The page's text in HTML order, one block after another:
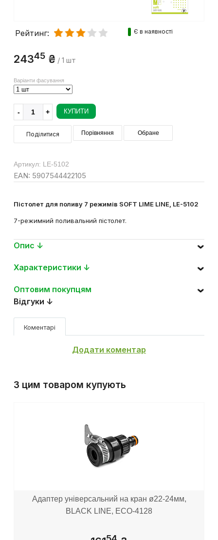
Рейтинг: Є в наявності
24345 ₴ / 1 шт
Варіанти фасування
КУПИТИ
Поділитися Порівняння Обране
Артикул: LE-5102
EAN: 5907544422105
Пістолет для поливу 7 режимів SOFT LIME LINE, LE-5102
7-режимний поливальний пістолет.
Опис ↓
Характеристики ↓
Оптовим покупцям
Відгуки ↓
Коментарі
Додати коментар
З цим товаром купують
Адаптер універсальний на кран ø22-24мм,
BLACK LINE, ECO-4128
54